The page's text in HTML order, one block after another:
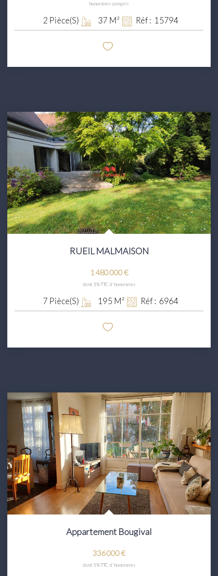
honoraires compris
2 Pièce(s) 37 M² Réf : 15794
RUEIL MALMAISON
1 480 000 €
dont 3% TTC d'honoraires
7 Pièce(s) 195 M² Réf : 6964
Appartement Bougival
336 000 €
dont 5% TTC d'honoraires